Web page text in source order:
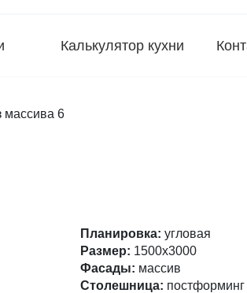
Калькулятор кухни
массива 6
Планировка: угловая
Размер: 1500х3000
Фасады: массив
Столешница: постформинг